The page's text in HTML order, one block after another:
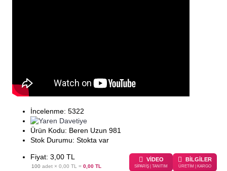
İncelenme: 5322
Ürün Kodu: Beren Uzun 981
Stok Durumu: Stokta var
Fiyat: 3,00 TL
100 adet × 0,00 TL = 0,00 TL
VİDEO
SİPARİŞ | TANITIM
BİLGİLER
ÜRETİM | KARGO